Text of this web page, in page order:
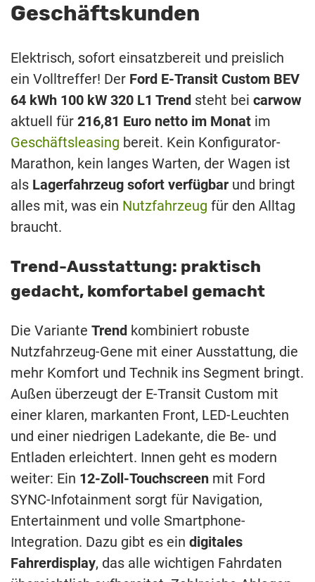
Geschäftskunden
Elektrisch, sofort einsatzbereit und preislich
ein Volltreffer! Der Ford E-Transit Custom BEV
64 kWh 100 kW 320 L1 Trend steht bei carwow
aktuell für 216,81 Euro netto im Monat im
Geschäftsleasing bereit. Kein Konfigurator-
Marathon, kein langes Warten, der Wagen ist
als Lagerfahrzeug sofort verfügbar und bringt
alles mit, was ein Nutzfahrzeug für den Alltag
braucht.
Trend-Ausstattung: praktisch
gedacht, komfortabel gemacht
Die Variante Trend kombiniert robuste
Nutzfahrzeug-Gene mit einer Ausstattung, die
mehr Komfort und Technik ins Segment bringt.
Außen überzeugt der E-Transit Custom mit
einer klaren, markanten Front, LED-Leuchten
und einer niedrigen Ladekante, die Be- und
Entladen erleichtert. Innen geht es modern
weiter: Ein 12-Zoll-Touchscreen mit Ford
SYNC-Infotainment sorgt für Navigation,
Entertainment und volle Smartphone-
Integration. Dazu gibt es ein digitales
Fahrerdisplay, das alle wichtigen Fahrdaten